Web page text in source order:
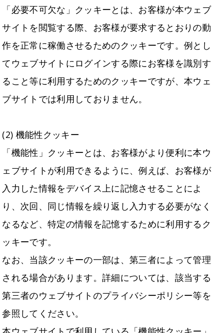
「必要不可欠な」クッキーとは、お客様が本ウェブ
サイトを閲覧する際、お客様が要求するとおりの動
作を正常に稼働させるためのクッキーです。例とし
てウェブサイトにログインする際にお客様を識別す
ること等に利用するためのクッキーですが、本ウェ
ブサイトでは利用しておりません。
(2) 機能性クッキー
「機能性」クッキーとは、お客様がより便利に本ウ
ェブサイトが利用できるように、例えば、お客様が
入力した情報をデバイス上に記憶させることによ
り、次回、同じ情報を繰り返し入力する必要がなく
なるなど、特定の情報を記憶するために利用するク
ッキーです。
なお、当該クッキーの一部は、第三者によって管理
される場合があります。詳細については、該当する
第三者のウェブサイトのプライバシーポリシー等を
参照してください。